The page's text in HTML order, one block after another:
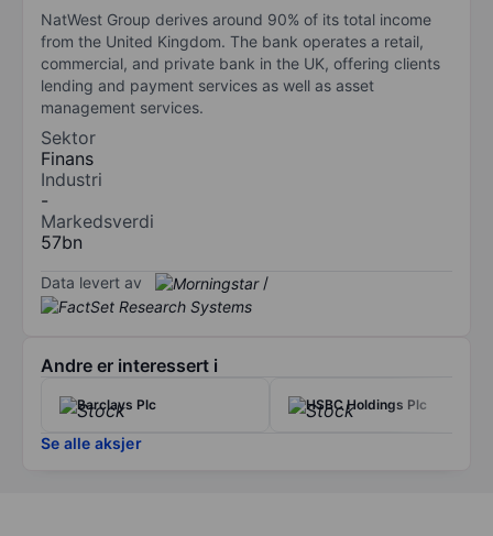
NatWest Group derives around 90% of its total income
from the United Kingdom. The bank operates a retail,
commercial, and private bank in the UK, offering clients
lending and payment services as well as asset
management services.
Sektor
Finans
Industri
-
Markedsverdi
57bn
Data levert av /
Andre er interessert i
Barclays Plc HSBC Holdings Plc
Se alle aksjer